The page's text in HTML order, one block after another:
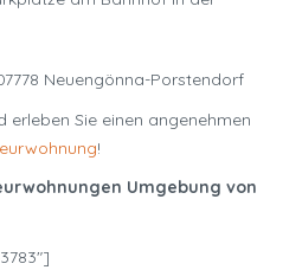
Neuengönna-Porstendorf
erleben Sie einen angenehmen
!
Umgebung von